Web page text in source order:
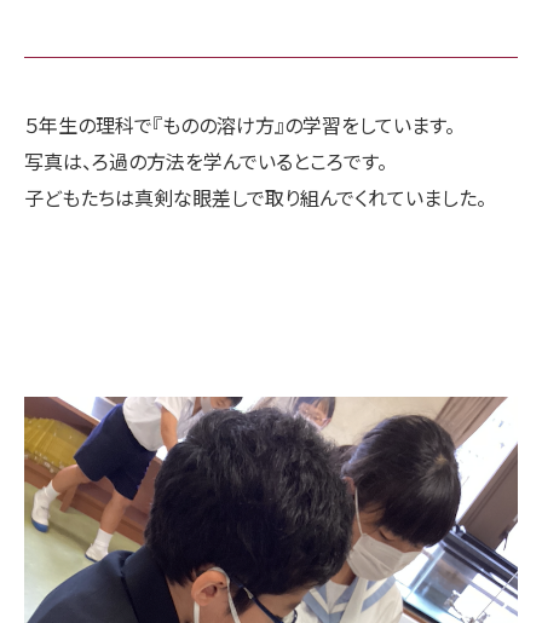
５年生の理科で『ものの溶け方』の学習をしています。
写真は、ろ過の方法を学んでいるところです。
子どもたちは真剣な眼差しで取り組んでくれていました。